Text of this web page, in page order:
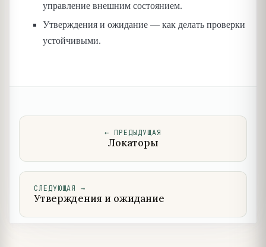
управление внешним состоянием.
Утверждения и ожидание — как делать проверки
устойчивыми.
← ПРЕДЫДУЩАЯ
Локаторы
СЛЕДУЮЩАЯ →
Утверждения и ожидание